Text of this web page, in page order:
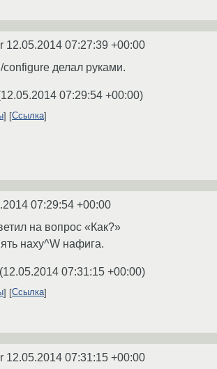
12.05.2014 07:27:39 +00:00
configure делал руками.
12.05.2014 07:29:54 +00:00)
Ссылка
07:29:54 +00:00
на вопрос «Как?»
наху^W нафига.
(12.05.2014 07:31:15 +00:00)
Ссылка
12.05.2014 07:31:15 +00:00